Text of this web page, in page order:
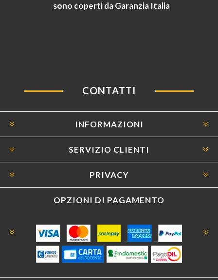
sono coperti da Garanzia Italia
CONTATTI
INFORMAZIONI
SERVIZIO CLIENTI
PRIVACY
OPZIONI DI PAGAMENTO